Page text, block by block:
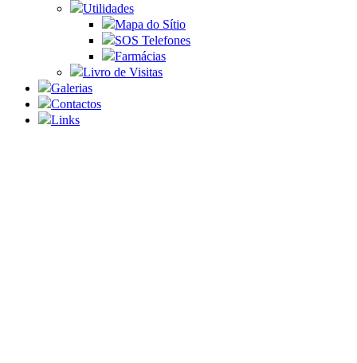
Utilidades
Mapa do Sítio
SOS Telefones
Farmácias
Livro de Visitas
Galerias
Contactos
Links